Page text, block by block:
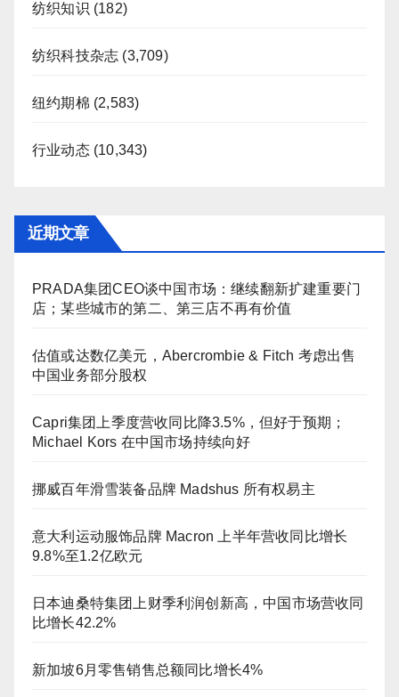
纺织知识 (182)
纺织科技杂志 (3,709)
纽约期棉 (2,583)
行业动态(10,343)
近期文章
PRADA集团CEO谈中国市场：继续翻新扩建重要门
店；某些城市的第二、第三店不再有价值
估值或达数亿美元，Abercrombie & Fitch 考虑出售
中国业务部分股权
Capri集团上季度营收同比降3.5%，但好于预期；
Michael Kors 在中国市场持续向好
挪威百年滑雪装备品牌 Madshus 所有权易主
意大利运动服饰品牌 Macron 上半年营收同比增长
9.8%至1.2亿欧元
日本迪桑特集团上财季利润创新高，中国市场营收同
比增长42.2%
新加坡6月零售销售总额同比增长4%